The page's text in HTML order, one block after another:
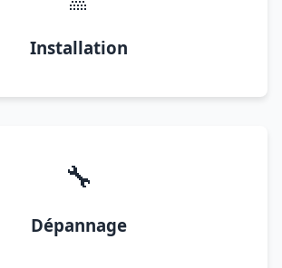
Installation
🔧
Dépannage